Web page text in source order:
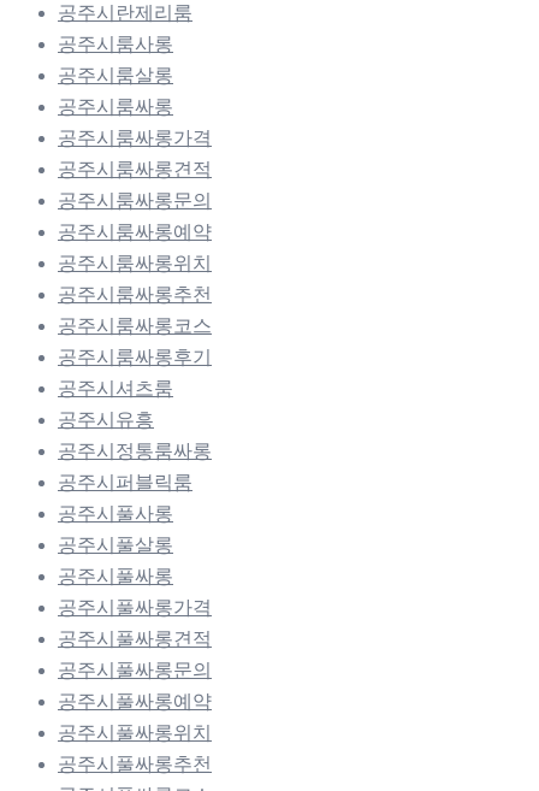
공주시란제리룸
공주시룸사롱
공주시룸살롱
공주시룸싸롱
공주시룸싸롱가격
공주시룸싸롱견적
공주시룸싸롱문의
공주시룸싸롱예약
공주시룸싸롱위치
공주시룸싸롱추천
공주시룸싸롱코스
공주시룸싸롱후기
공주시셔츠룸
공주시유흥
공주시정통룸싸롱
공주시퍼블릭룸
공주시풀사롱
공주시풀살롱
공주시풀싸롱
공주시풀싸롱가격
공주시풀싸롱견적
공주시풀싸롱문의
공주시풀싸롱예약
공주시풀싸롱위치
공주시풀싸롱추천